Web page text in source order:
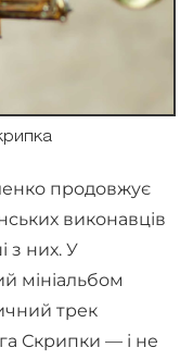
продовжує
виконавців
з них. У
мініальбом
трек
Скрипки — і не